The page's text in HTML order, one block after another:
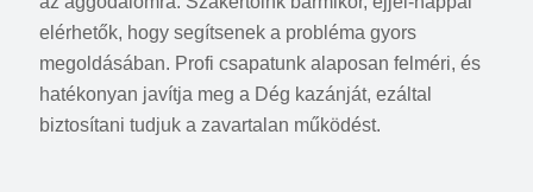
elérhetők, hogy segítsenek a probléma gyors
megoldásában. Profi csapatunk alaposan felméri, és
hatékonyan javítja meg a Dég kazánját, ezáltal
biztosítani tudjuk a zavartalan működést.